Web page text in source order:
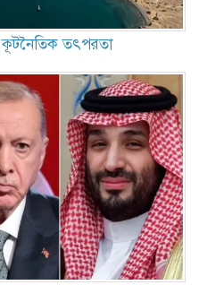
কূটনৈতিক তৎপরতা